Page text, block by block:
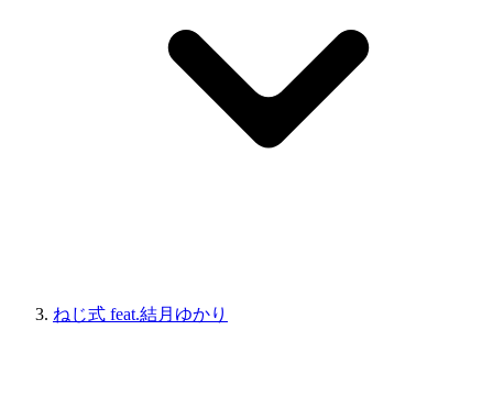
ねじ式 feat.結月ゆかり